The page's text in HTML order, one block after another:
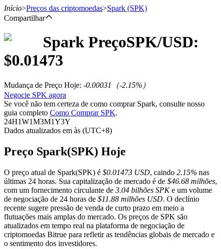
Futuros de USDT
Início>Preços das criptomoedas>Spark (SPK)
Compartilhar
Spark PreçoSPK/USD:
$0.01473
Mudança de Preço Hoje: -0.00031 （-2.15%）
Negocie SPK agora
Se você não tem certeza de como comprar Spark, consulte nosso
guia completo Como Comprar SPK.
24H1W1M3M1Y3Y
Dados atualizados em às (UTC+8)
Preço Spark(SPK) Hoje
O preço atual de Spark(SPK) é $0.01473 USD, caindo 2.15% nas
últimas 24 horas. Sua capitalização de mercado é de $46.68 milhões,
com um fornecimento circulante de 3.04 bilhões SPKe um volume
de negociação de 24 horas de $11.88 milhões USD. O declínio
recente sugere pressão de venda de curto prazo em meio a
flutuações mais amplas do mercado. Os preços de SPK são
atualizados em tempo real na plataforma de negociação de
criptomoedas Bitrue para refletir as tendências globais de mercado e
o sentimento dos investidores.